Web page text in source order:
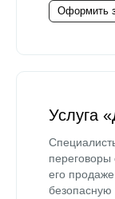
Оформить
Услуга
его
безопасную